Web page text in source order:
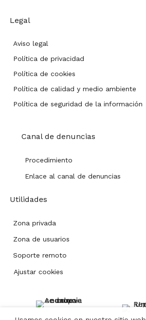
Legal
Aviso legal
Política de privacidad
Política de cookies
Política de calidad y medio ambiente
Política de seguridad de la información
Canal de denuncias
Procedimiento
Enlace al canal de denuncias
Utilidades
Zona privada
Zona de usuarios
Soporte remoto
Ajustar cookies